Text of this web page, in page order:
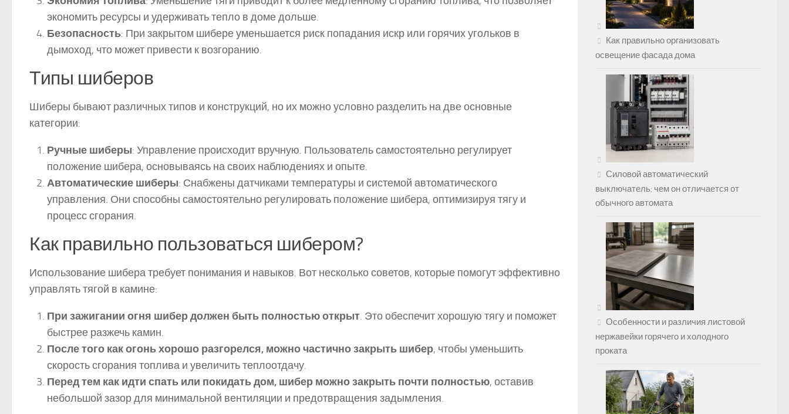
экономить ресурсы и удерживать тепло в доме дольше.
Безопасность: При закрытом шибере уменьшается риск попадания искр или горячих угольков в
дымоход, что может привести к возгоранию.
Типы шиберов
Шиберы бывают различных типов и конструкций, но их можно условно разделить на две основные
категории:
Ручные шиберы: Управление происходит вручную. Пользователь самостоятельно регулирует
положение шибера, основываясь на своих наблюдениях и опыте.
Автоматические шиберы: Снабжены датчиками температуры и системой автоматического
управления. Они способны самостоятельно регулировать положение шибера, оптимизируя тягу и
процесс сгорания.
Как правильно пользоваться шибером?
Использование шибера требует понимания и навыков. Вот несколько советов, которые помогут эффективно
управлять тягой в камине:
При зажигании огня шибер должен быть полностью открыт. Это обеспечит хорошую тягу и поможет
быстрее разжечь камин.
После того как огонь хорошо разгорелся, можно частично закрыть шибер, чтобы уменьшить
скорость сгорания топлива и увеличить теплоотдачу.
Перед тем как идти спать или покидать дом, шибер можно закрыть почти полностью, оставив
небольшой зазор для минимальной вентиляции и предотвращения задымления.
Как правильно организовать
освещение фасада дома
Силовой автоматический
выключатель: чем он отличается от
обычного автомата
Особенности и различия листовой
нержавейки горячего и холодного
проката